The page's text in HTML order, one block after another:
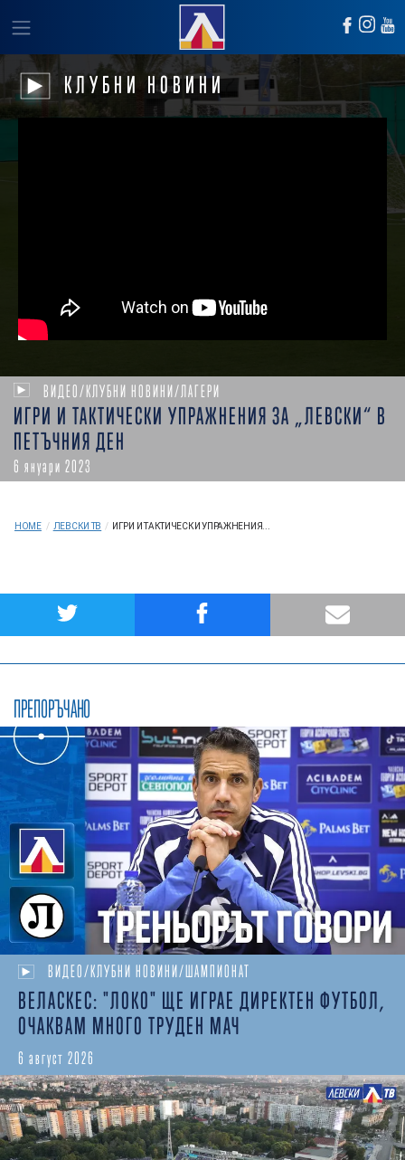
КЛУБНИ НОВИНИ
ВИДЕО/КЛУБНИ НОВИНИ/ЛАГЕРИ
ИГРИ И ТАКТИЧЕСКИ УПРАЖНЕНИЯ ЗА „ЛЕВСКИ“ В
ПЕТЪЧНИЯ ДЕН
6 януари 2023
HOME / ЛЕВСКИ ТВ / ИГРИ И ТАКТИЧЕСКИ УПРАЖНЕНИЯ...
ПРЕПОРЪЧАНО
ВИДЕО/КЛУБНИ НОВИНИ/ШАМПИОНАТ
ВЕЛАСКЕС: "ЛОКО" ЩЕ ИГРАЕ ДИРЕКТЕН ФУТБОЛ,
ОЧАКВАМ МНОГО ТРУДЕН МАЧ
6 август 2026